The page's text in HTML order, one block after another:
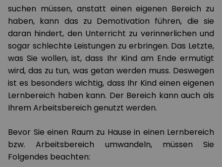
suchen müssen, anstatt einen eigenen Bereich zu
haben, kann das zu Demotivation führen, die sie
daran hindert, den Unterricht zu verinnerlichen und
sogar schlechte Leistungen zu erbringen. Das Letzte,
was Sie wollen, ist, dass Ihr Kind am Ende ermutigt
wird, das zu tun, was getan werden muss. Deswegen
ist es besonders wichtig, dass Ihr Kind einen eigenen
Lernbereich haben kann. Der Bereich kann auch als
Ihrem Arbeitsbereich genutzt werden.
Bevor Sie einen Raum zu Hause in einen Lernbereich
bzw.
Arbeitsbereich umwandeln, müssen Sie
Folgendes beachten: